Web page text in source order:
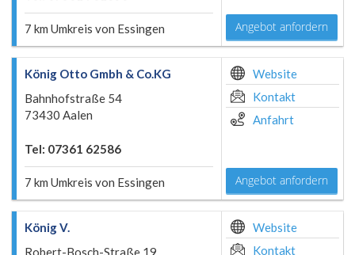
7 km Umkreis von Essingen Angebot anfordern
König Otto Gmbh & Co.KG
Bahnhofstraße 54
73430 Aalen
Tel: 07361 62586
7 km Umkreis von Essingen
Website
Kontakt
Anfahrt
Angebot anfordern
König V.
Robert-Bosch-Straße 19
Website
Kontakt